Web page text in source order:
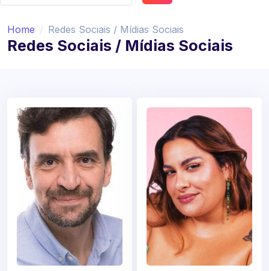
Home Redes Sociais / Mídias Sociais
Redes Sociais / Mídias Sociais